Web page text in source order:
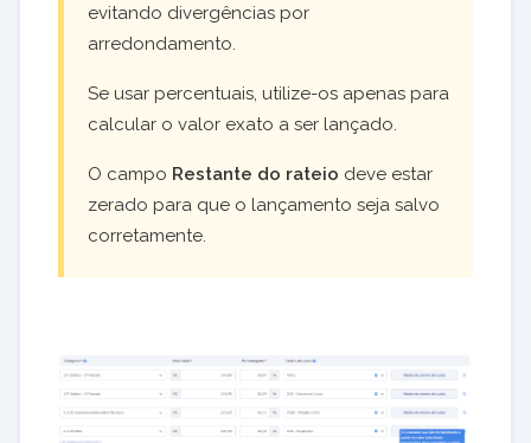
evitando divergências por
arredondamento.
Se usar percentuais, utilize-os apenas para
calcular o valor exato a ser lançado.
O campo Restante do rateio deve estar
zerado para que o lançamento seja salvo
corretamente.